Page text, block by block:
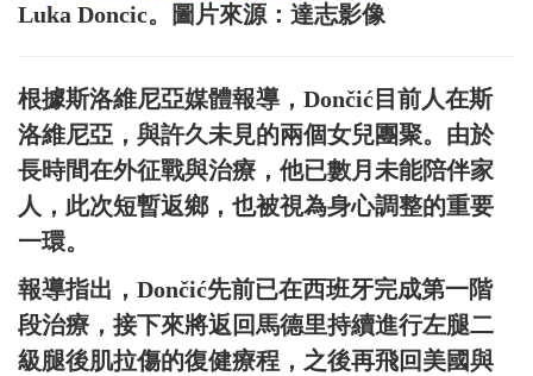
Luka Doncic。圖片來源：達志影像
根據斯洛維尼亞媒體報導，Dončić目前人在斯
洛維尼亞，與許久未見的兩個女兒團聚。由於
長時間在外征戰與治療，他已數月未能陪伴家
人，此次短暫返鄉，也被視為身心調整的重要
一環。
報導指出，Dončić先前已在西班牙完成第一階
段治療，接下來將返回馬德里持續進行左腿二
級腿後肌拉傷的復健療程，之後再飛回美國與